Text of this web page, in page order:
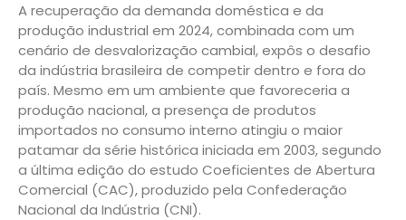
A recuperação da demanda doméstica e da
produção industrial em 2024, combinada com um
cenário de desvalorização cambial, expôs o desafio
da indústria brasileira de competir dentro e fora do
país. Mesmo em um ambiente que favoreceria a
produção nacional, a presença de produtos
importados no consumo interno atingiu o maior
patamar da série histórica iniciada em 2003, segundo
a última edição do estudo Coeficientes de Abertura
Comercial (CAC), produzido pela Confederação
Nacional da Indústria (CNI).